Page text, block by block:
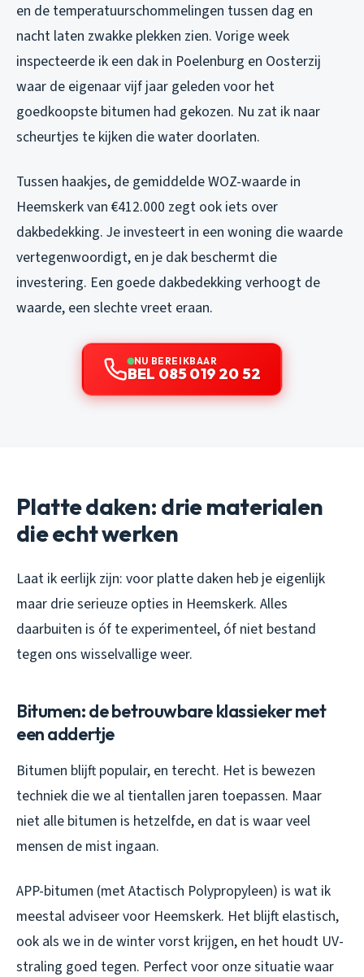
en de temperatuurschommelingen tussen dag en
nacht laten zwakke plekken zien. Vorige week
inspecteerde ik een dak in Poelenburg en Oosterzij
waar de eigenaar vijf jaar geleden voor het
goedkoopste bitumen had gekozen. Nu zat ik naar
scheurtjes te kijken die water doorlaten.
Tussen haakjes, de gemiddelde WOZ-waarde in
Heemskerk van €412.000 zegt ook iets over
dakbedekking. Je investeert in een woning die waarde
vertegenwoordigt, en je dak beschermt die
investering. Een goede dakbedekking verhoogt de
waarde, een slechte vreet eraan.
NU BEREIKBAAR
BEL 085 019 20 52
Platte daken: drie materialen
die echt werken
Laat ik eerlijk zijn: voor platte daken heb je eigenlijk
maar drie serieuze opties in Heemskerk. Alles
daarbuiten is óf te experimenteel, óf niet bestand
tegen ons wisselvallige weer.
Bitumen: de betrouwbare klassieker met
een addertje
Bitumen blijft populair, en terecht. Het is bewezen
techniek die we al tientallen jaren toepassen. Maar
niet alle bitumen is hetzelfde, en dat is waar veel
mensen de mist ingaan.
APP-bitumen (met Atactisch Polypropyleen) is wat ik
meestal adviseer voor Heemskerk. Het blijft elastisch,
ook als we in de winter vorst krijgen, en het houdt UV-
straling goed tegen. Perfect voor onze situatie waar